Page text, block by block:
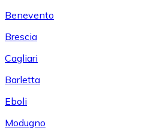
Benevento
Brescia
Cagliari
Barletta
Eboli
Modugno